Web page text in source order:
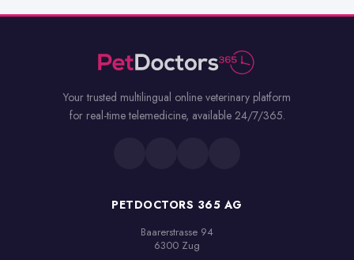
Your trusted multilingual online veterinary platform
for real-time telemedicine, available 24/7/365.
PETDOCTORS 365 AG
Baarerstrasse 94
6300 Zug